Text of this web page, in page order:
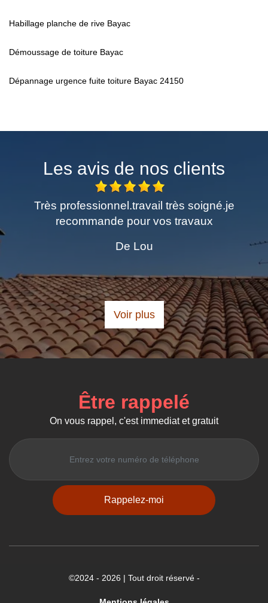
Habillage planche de rive Bayac
Démoussage de toiture Bayac
Dépannage urgence fuite toiture Bayac 24150
Les avis de nos clients
Très professionnel.travail très soigné.je
recommande pour vos travaux
De Lou
Voir plus
Être rappelé
On vous rappel, c'est immediat et gratuit
©2024 - 2026 | Tout droit réservé -